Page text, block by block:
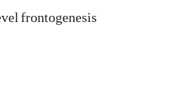
frontogenesis